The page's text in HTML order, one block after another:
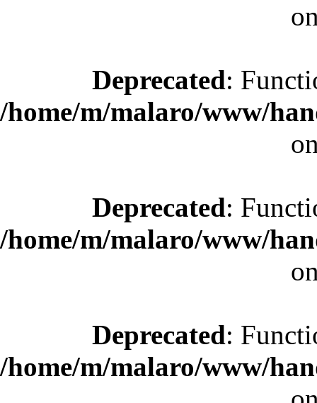
Deprecated:
/home/m/malaro/www/
Deprecated:
/home/m/malaro/www/
Deprecated:
/home/m/malaro/www/